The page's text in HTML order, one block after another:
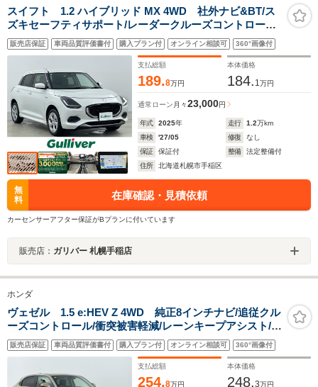
スイフト 1.2 ハイブリッド MX 4WD 社外ナビ&BT/ス
ズキセーフティサポート/レーダークルーズコントロール/
パーキングセンサー/アイドリングストップ/ETC/前席シー
トヒーター/LEDヘッドライト/オートライト/スペアキー
販売店保証 車両品質評価書付 購入プラン付 オンライン相談可 360°画像付
支払総額
189.8万円
本体価格
184. 1 万円
通常ローン 月々23,000円
年式 2025年 走行 1.2万km
車検
'27/05 修復
なし
保証
保証付 整備
法定整備付
住所
北海道札幌市手稲区
無
料
在庫確認・見積依頼
カーセンサーアフター保証がBプランに付いています
販売店： ガリバー 札幌手稲店
ホンダ
ヴェゼル 1.5 e:HEV Z 4WD 純正8インチナビ/追従クル
ーズコントロール/衝突被害軽減/レーンキープアシスト/電
動リアゲート/ブラインドスポットモニター/オートブレー
キホールド/ダウンヒルアシストコントロール/ハーフレザ
販売店保証 車両品質評価書付 購入プラン付 オンライン相談可 360°画像付
支払総額
254.8万円
本体価格
248.3万円